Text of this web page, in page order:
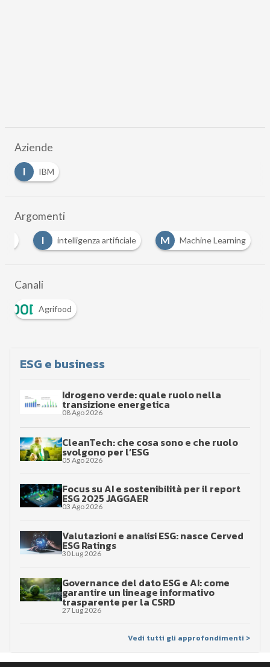
Aziende
I
IBM
Argomenti
I intelligenza artificiale M Machine Learning
Canali
Agrifood
ESG e business
Idrogeno verde: quale ruolo nella
transizione energetica
08 Ago 2026
CleanTech: che cosa sono e che ruolo
svolgono per l’ESG
05 Ago 2026
Focus su AI e sostenibilità per il report
ESG 2025 JAGGAER
03 Ago 2026
Valutazioni e analisi ESG: nasce Cerved
ESG Ratings
30 Lug 2026
Governance del dato ESG e AI: come
garantire un lineage informativo
trasparente per la CSRD
27 Lug 2026
Vedi tutti gli approfondimenti >